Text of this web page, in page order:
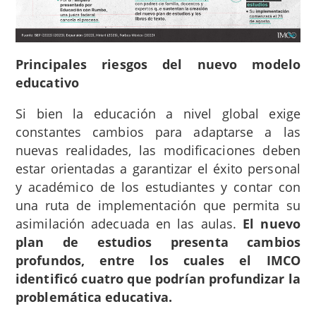
Principales riesgos del nuevo modelo
educativo
Si bien la educación a nivel global exige
constantes cambios para adaptarse a las
nuevas realidades, las modificaciones deben
estar orientadas a garantizar el éxito personal
y académico de los estudiantes y contar con
una ruta de implementación que permita su
asimilación adecuada en las aulas. El nuevo
plan de estudios presenta cambios
profundos, entre los cuales el IMCO
identificó cuatro que podrían profundizar la
problemática educativa.